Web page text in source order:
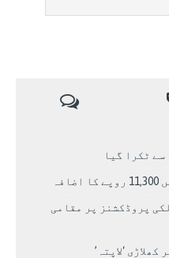
ٹکرا گیا
پروڈکشنز پر مقامی
‘لاپتہ’